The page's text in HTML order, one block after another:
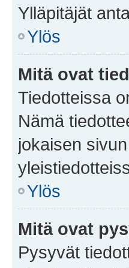
Ylläpitäjät
Ylös
Mitä ovat
Tiedotteissa
Nämä
jokaisen
Ylös
Mitä ovat
Pysyvät